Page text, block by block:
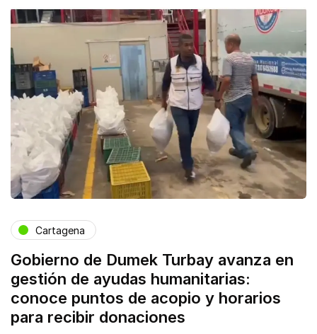
Cartagena
Gobierno de Dumek Turbay avanza en
gestión de ayudas humanitarias:
conoce puntos de acopio y horarios
para recibir donaciones